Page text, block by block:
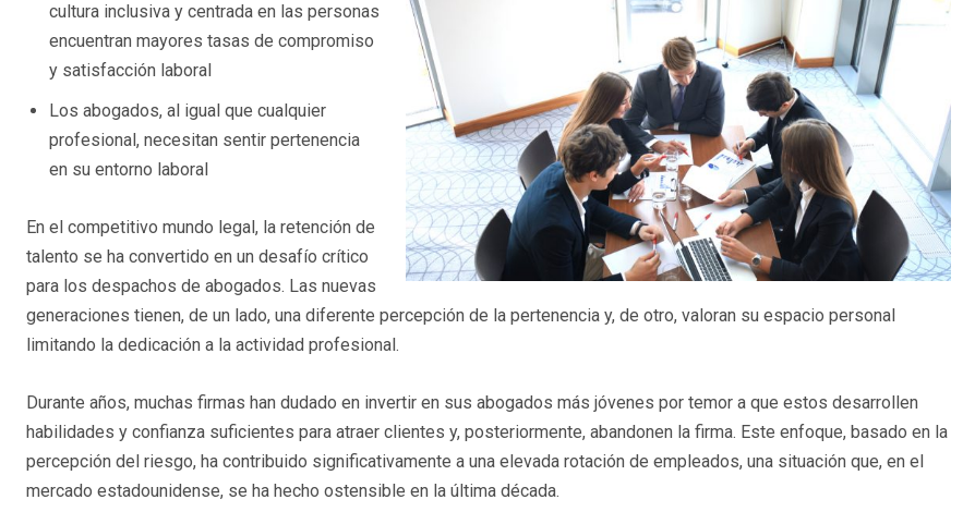
cultura inclusiva y centrada en las personas
encuentran mayores tasas de compromiso
y satisfacción laboral
Los abogados, al igual que cualquier
profesional, necesitan sentir pertenencia
en su entorno laboral
En el competitivo mundo legal, la retención de
talento se ha convertido en un desafío crítico
para los despachos de abogados. Las nuevas
generaciones tienen, de un lado, una diferente percepción de la pertenencia y, de otro, valoran su espacio personal
limitando la dedicación a la actividad profesional.
Durante años, muchas firmas han dudado en invertir en sus abogados más jóvenes por temor a que estos desarrollen
habilidades y confianza suficientes para atraer clientes y, posteriormente, abandonen la firma. Este enfoque, basado en la
percepción del riesgo, ha contribuido significativamente a una elevada rotación de empleados, una situación que, en el
mercado estadounidense, se ha hecho ostensible en la última década.